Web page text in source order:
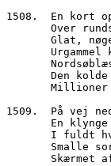
1508.  En kort
Over
Glat,
Den
1509.  På vej
En
I